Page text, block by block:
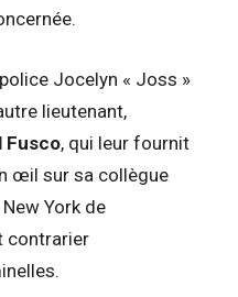
Jocelyn « Joss »
lieutenant,
Fusco, qui leur fournit
œil sur sa collègue
York de
contrarier